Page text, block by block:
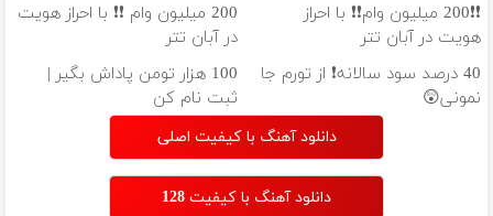
❗❗200 میلیون وام❗❗ با احراز
هویت در آبان تتر
200 میلیون وام ❗❗ با احراز هویت
در آبان تتر
40 درصد سود سالانه❗ از تورم جا
نمونی😲
100 هزار تومن پاداش بگیر |
ثبت نام کن
دانلود آهنگ با کیفیت اصلی
دانلود آهنگ با کیفیت 128